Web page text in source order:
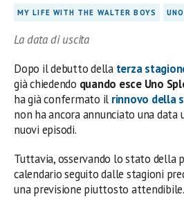
MY LIFE WITH THE WALTER BOYS
La data di uscita
Dopo il debutto della terza
già chiedendo quando esce Uno
ha già confermato il rinnovo della
non ha ancora annunciato una data
nuovi episodi.
Tuttavia, osservando lo stato della
calendario seguito dalle stagioni
una previsione piuttosto attendibile.